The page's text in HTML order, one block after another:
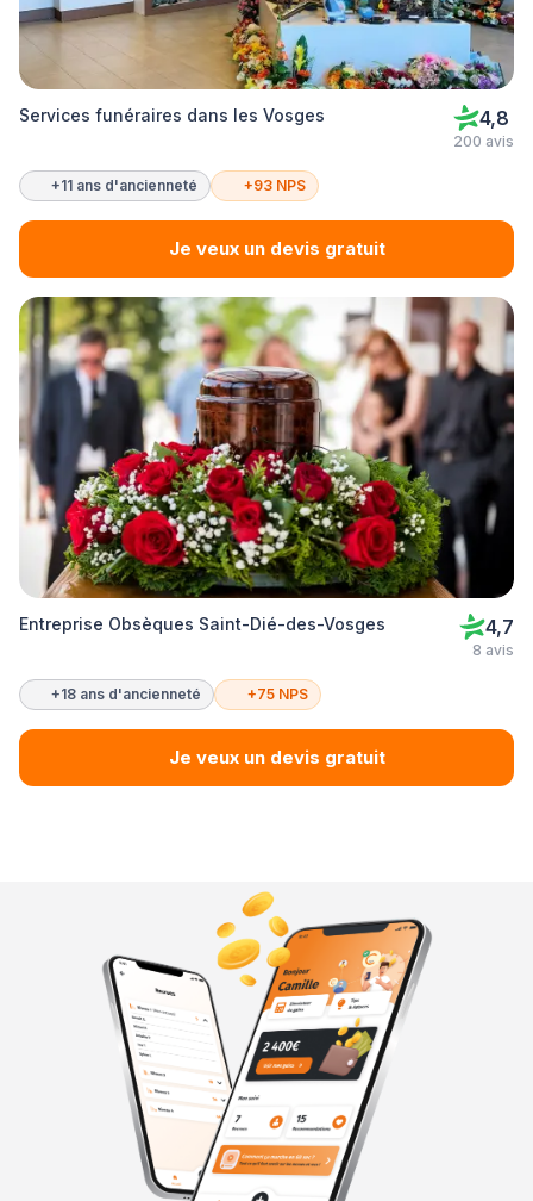
Services funéraires dans les Vosges 4,8
200 avis
+11 ans d'ancienneté +93 NPS
Je veux un devis gratuit
Entreprise Obsèques Saint-Dié-des-Vosges 4,7
8 avis
+18 ans d'ancienneté +75 NPS
Je veux un devis gratuit